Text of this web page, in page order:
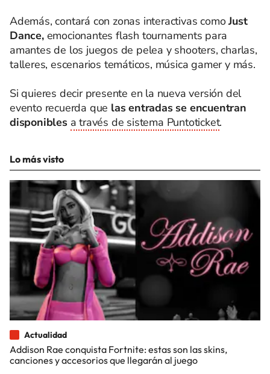
Además, contará con zonas interactivas comoJust
Dance,emocionantes flash tournaments para
amantes de los juegos de pelea y shooters, charlas,
talleres, escenarios temáticos, música gamer y más.
Si quieres decir presente en la nueva versión del
evento recuerda que las entradas se encuentran
disponibles a través de sistema Puntoticket.
Lo más visto
Actualidad
Addison Rae conquista Fortnite: estas son las skins,
canciones y accesorios que llegarán al juego